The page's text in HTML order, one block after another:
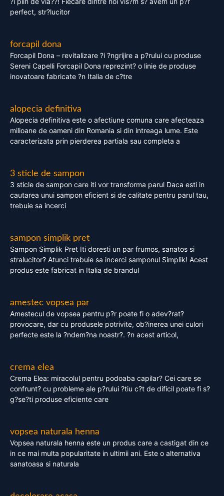
perfect, str?lucitor
forcapil dona
Forcapil Dona – revitalizare ?i ?ngrijire a p?rului cu produse
Sereni Capelli Forcapil Dona reprezint? o linie de produse
inovatoare fabricate ?n Italia de c?tre
alopecia definitiva
Alopecia definitiva este o afectiune comuna care afecteaza
milioane de oameni din Romania si din intreaga lume. Este
caracterizata prin pierderea partiala sau completa a
3 sticle de sampon
3 sticle de sampon care iti vor transforma parul Daca esti in
cautarea unui sampon eficient si de calitate pentru parul tau,
trebuie sa incerci
sampon simplik pret
Sampon Simplik Pret Iti doresti un par frumos, sanatos si
stralucitor? Atunci trebuie sa incerci samponul Simplik! Acest
produs este fabricat in Italia de brandul
amestec vopsea par
Amestecul de vopsea pentru p?r poate fi o adev?rat?
provocare, dar cu produsele potrivite, ob?inerea unei culori
perfecte este la ?ndem?na noastr?. ?n acest articol,
crema elea
Crema Elea: miracolul pentru podoaba capilar? Cei care se
confrunt? cu probleme ale p?rului ?tiu c?t de dificil poate fi s?
g?se?ti produse eficiente care
vopsea naturala henna
Vopsea naturala henna este un produs care a castigat din ce
in ce mai multa popularitate in ultimii ani. Este o alternativa
sanatoasa si naturala